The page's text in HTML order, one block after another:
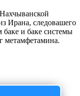
Ирана, следовашего
и баке системы
метамфетамина.